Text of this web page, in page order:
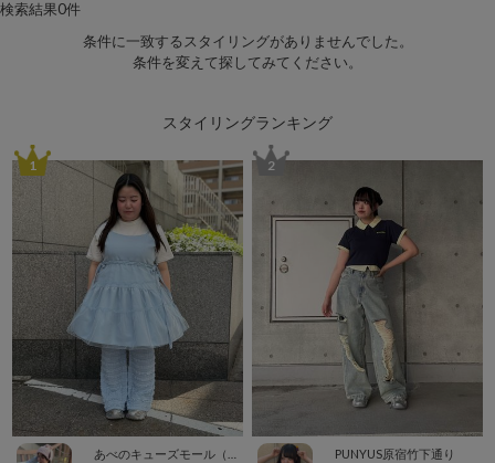
検索結果0件
条件に一致するスタイリングがありませんでした。
条件を変えて探してみてください。
スタイリングランキング
1
PUNYUS原宿竹下通り
2